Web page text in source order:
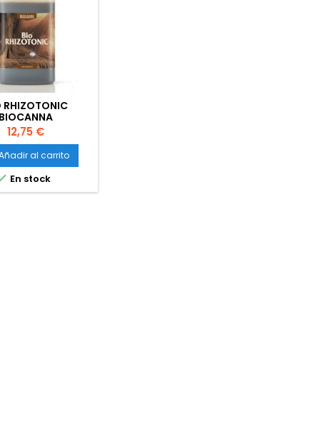
RHIZOTONIC
BIOCANNA
Precio
12,75 €
al carrito
En stock